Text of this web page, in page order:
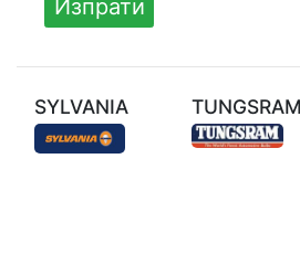
SYLVANIA TUNGSRAM